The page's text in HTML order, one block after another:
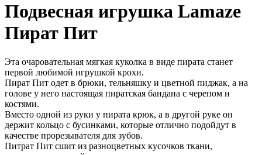
Подвесная игрушка Lamaze
Пират Пит
Эта очаровательная мягкая куколка в виде пирата станет
первой любимой игрушкой крохи.
Пират Пит одет в брюки, тельняшку и цветной пиджак, а на
голове у него настоящая пиратская бандана с черепом и
костями.
Вместо одной из руки у пирата крюк, а в другой руке он
держит кольцо с бусинками, которые отлично подойдут в
качестве прорезывателя для зубов.
Питрат Пит сшит из разноцветных кусочков ткани,